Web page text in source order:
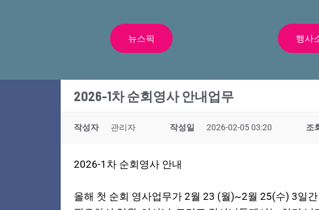
뉴스픽 행사
2026-1차 순회영사 안내업무
작성자 관리자 작성일 2026-02-05 03:20 조
2026-1차 순회영사 안내
올해 첫 순회 영사업무가 2월 23 (월)~2월 25(수) 3일